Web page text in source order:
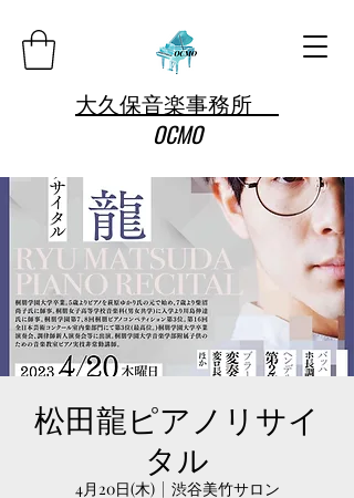
大久保音楽事務所
OCMO
松田龍ピアノリサイ
タル
4月20日(木)
  |
渋谷美竹サロン